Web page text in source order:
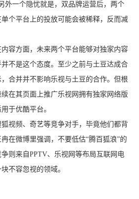
外一个隐忧就是，双品牌运营后，两个
个平台上的投放可能会被稀释，反而减
方面，未来两个平台能够对独家内容
不是这个态度。至少之前与土豆达成合
合并并不影响乐视与土豆的合作。但根
在其页面上推广乐视网拥有独家网络版
于优酷平台。
频、奇艺等竞争对手，毕竟他们都背
在微博里强调，不要低估“腾百狐浪”的
则来自PPTV、乐视网等布局互联网电
不容忽视的领域。